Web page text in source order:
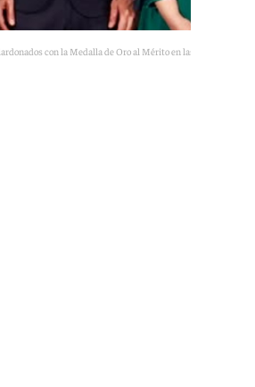
con la Medalla de Oro al Mérito en las Bellas Artes.